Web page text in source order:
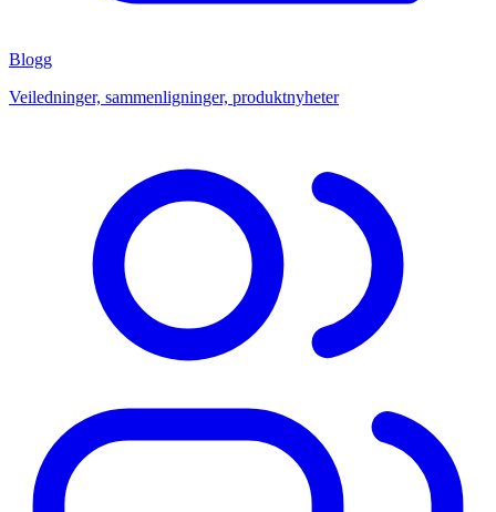
Blogg
Veiledninger, sammenligninger, produktnyheter